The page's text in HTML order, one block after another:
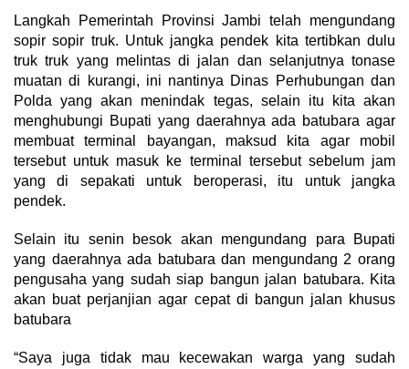
Langkah Pemerintah Provinsi Jambi telah mengundang
sopir sopir truk. Untuk jangka pendek kita tertibkan dulu
truk truk yang melintas di jalan dan selanjutnya tonase
muatan di kurangi, ini nantinya Dinas Perhubungan dan
Polda yang akan menindak tegas, selain itu kita akan
menghubungi Bupati yang daerahnya ada batubara agar
membuat terminal bayangan, maksud kita agar mobil
tersebut untuk masuk ke terminal tersebut sebelum jam
yang di sepakati untuk beroperasi, itu untuk jangka
pendek.
Selain itu senin besok akan mengundang para Bupati
yang daerahnya ada batubara dan mengundang 2 orang
pengusaha yang sudah siap bangun jalan batubara. Kita
akan buat perjanjian agar cepat di bangun jalan khusus
batubara
“Saya juga tidak mau kecewakan warga yang sudah